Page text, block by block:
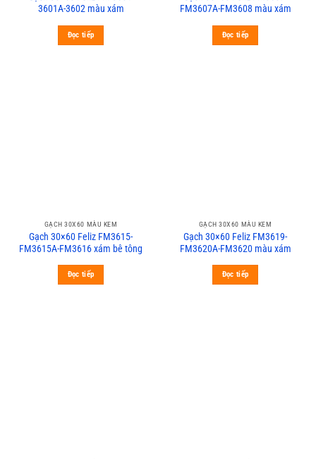
3601A-3602 màu xám
Đọc tiếp
FM3607A-FM3608 màu xám
Đọc tiếp
GẠCH 30X60 MÀU KEM
Gạch 30×60 Feliz FM3615-
FM3615A-FM3616 xám bê tông
Đọc tiếp
GẠCH 30X60 MÀU KEM
Gạch 30×60 Feliz FM3619-
FM3620A-FM3620 màu xám
Đọc tiếp